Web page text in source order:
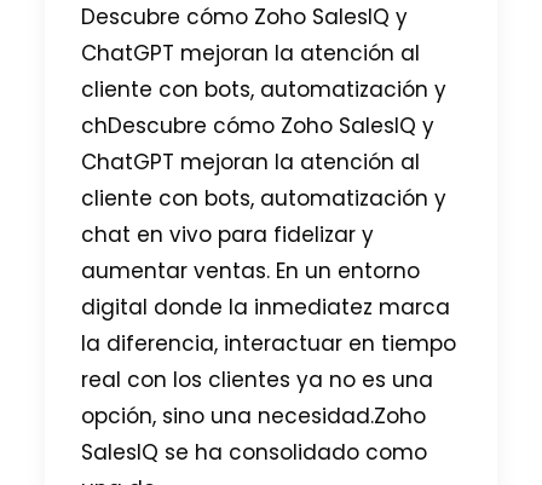
Descubre cómo Zoho SalesIQ y
ChatGPT mejoran la atención al
cliente con bots, automatización y
chDescubre cómo Zoho SalesIQ y
ChatGPT mejoran la atención al
cliente con bots, automatización y
chat en vivo para fidelizar y
aumentar ventas. En un entorno
digital donde la inmediatez marca
la diferencia, interactuar en tiempo
real con los clientes ya no es una
opción, sino una necesidad.Zoho
SalesIQ se ha consolidado como